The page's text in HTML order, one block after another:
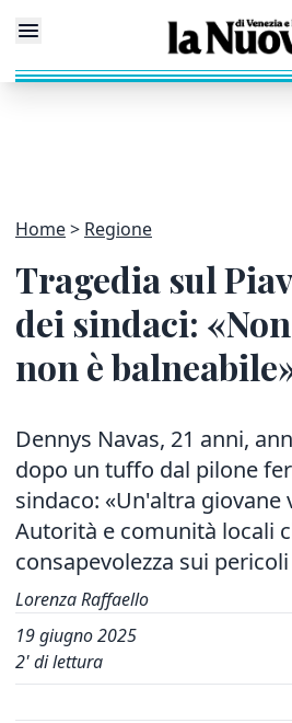
Home Regione
Tragedia sul
dei sindaci:
non è
Dennys Navas, 21 anni,
dopo un tuffo dal pilone
sindaco: «Un'altra giovane
Autorità e comunità locali
consapevolezza sui
Lorenza Raffaello
19 giugno 2025
2' di lettura